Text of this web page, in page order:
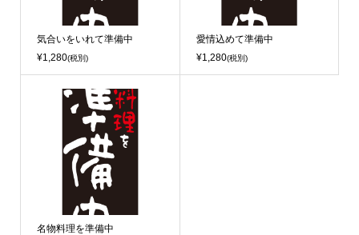
気合いをいれて準備中
¥1,280(税別)
愛情込めて準備中
¥1,280(税別)
名物料理を準備中